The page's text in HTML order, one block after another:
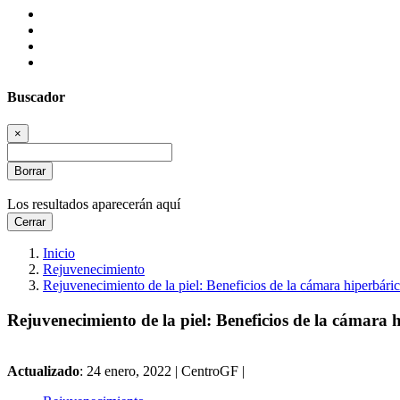
Buscador
×
Borrar
Los resultados aparecerán aquí
Cerrar
Inicio
Rejuvenecimiento
Rejuvenecimiento de la piel: Beneficios de la cámara
Rejuvenecimiento de la piel: Beneficios de la cámara
Actualizado: 24 enero, 2022 | CentroGF |